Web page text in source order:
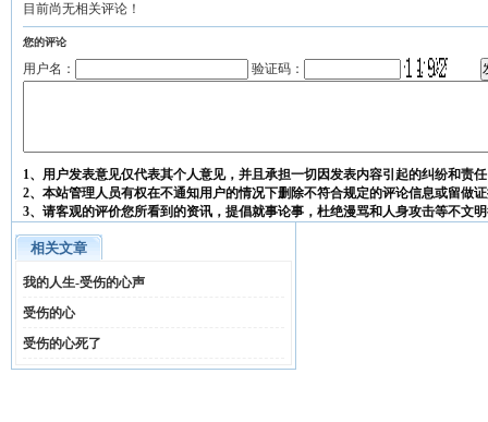
目前尚无相关评论！
您的评论
用户名： 验证码：
1、用户发表意见仅代表其个人意见，并且承担一切因发表内容引起的纠纷和责
2、本站管理人员有权在不通知用户的情况下删除不符合规定的评论信息或留做
3、请客观的评价您所看到的资讯，提倡就事论事，杜绝漫骂和人身攻击等不文
相关文章
我的人生-受伤的心声
受伤的心
受伤的心死了